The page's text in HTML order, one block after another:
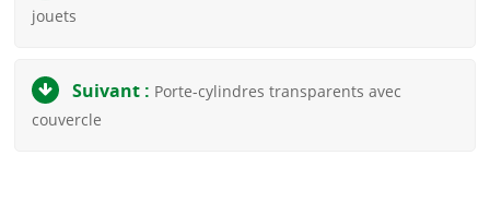
jouets
Suivant : Porte-cylindres transparents avec
couvercle